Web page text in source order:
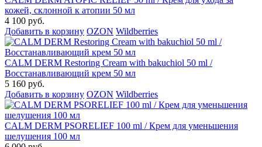
кожей, склонной к атопии 50 мл
4 100 руб.
Добавить в корзину OZON Wildberries
CALM DERM Restoring Cream with bakuchiol 50 ml /
Восстанавливающий крем 50 мл
5 160 руб.
Добавить в корзину OZON Wildberries
CALM DERM PSORELIEF 100 ml / Крем для уменьшения
шелушения 100 мл